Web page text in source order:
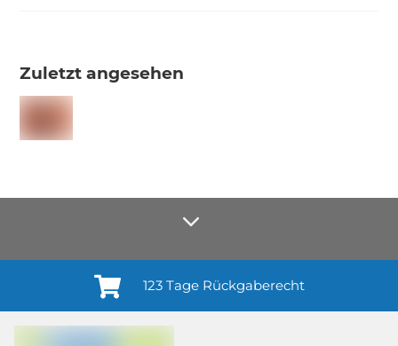
Zuletzt angesehen
Anmelden¹
123 Tage Rückgaberecht